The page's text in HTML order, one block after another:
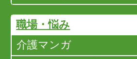
職場・悩み
介護マンガ